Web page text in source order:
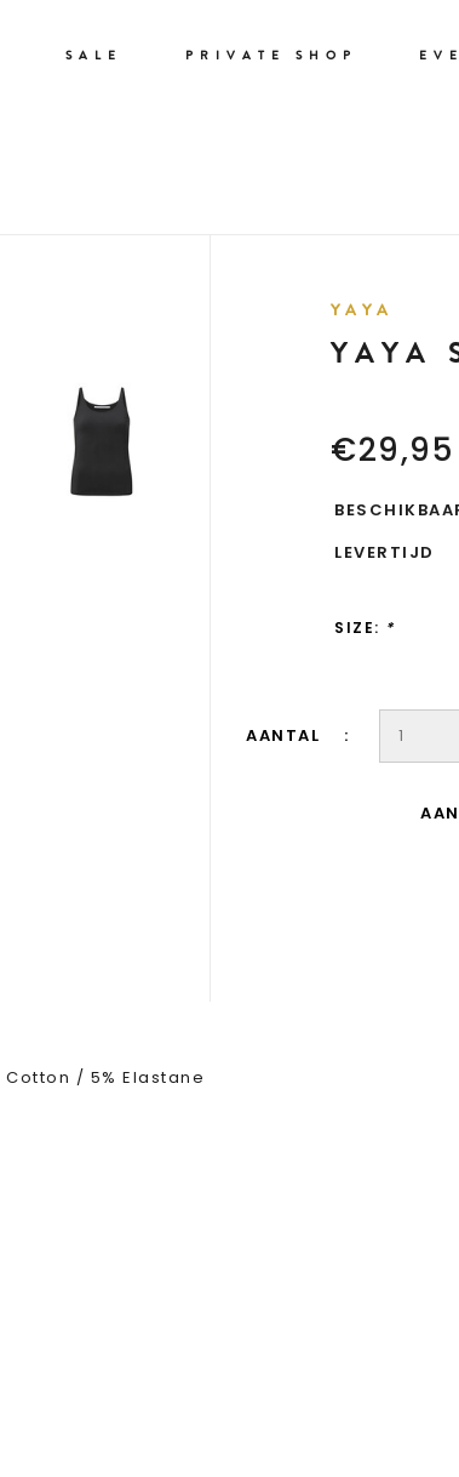
SALE PRIVATE SHOP
YAYA
YAYA
€29,95
LEVERTIJD
SIZE: *
AANTAL
/ 5% Elastane